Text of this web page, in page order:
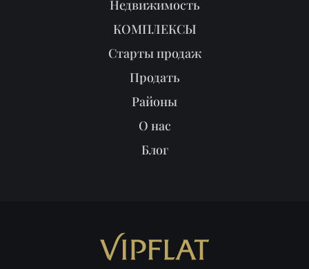
Недвижимость
КОМПЛЕКСЫ
Старты продаж
Продать
Районы
О нас
Блог